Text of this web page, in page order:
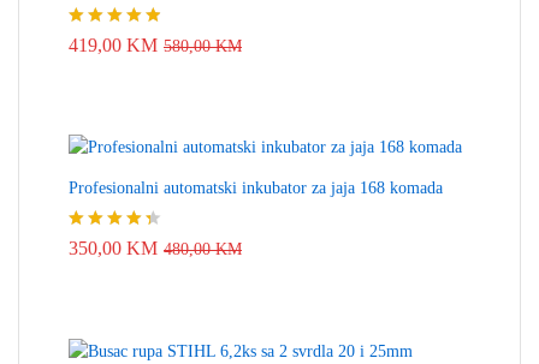
Ocjenjeno
419,00 KM 580,00KM
Profesionalni automatski inkubator za jaja 168 komada
Ocjenjeno
350,00 KM 480,00KM